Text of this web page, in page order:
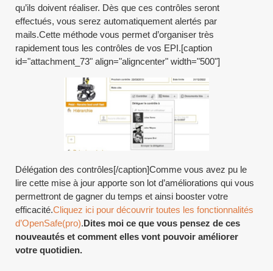
qu’ils doivent réaliser. Dès que ces contrôles seront
effectués, vous serez automatiquement alertés par
mails.Cette méthode vous permet d’organiser très
rapidement tous les contrôles de vos EPI.[caption
id="attachment_73" align="aligncenter" width="500"]
Délégation des contrôles[/caption]Comme vous avez pu le
lire cette mise à jour apporte son lot d’améliorations qui vous
permettront de gagner du temps et ainsi booster votre
efficacité.Cliquez ici pour découvrir toutes les fonctionnalités
d’OpenSafe(pro).Dites moi ce que vous pensez de ces
nouveautés et comment elles vont pouvoir améliorer
votre quotidien.